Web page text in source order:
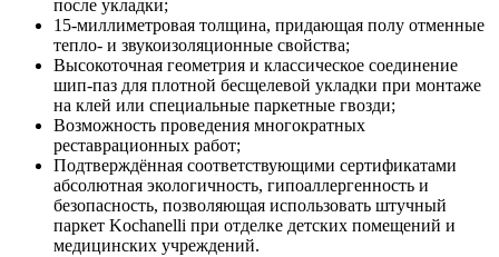
после укладки;
15-миллиметровая толщина, придающая полу отменные
тепло- и звукоизоляционные свойства;
Высокоточная геометрия и классическое соединение
шип-паз для плотной бесщелевой укладки при монтаже
на клей или специальные паркетные гвозди;
Возможность проведения многократных
реставрационных работ;
Подтверждённая соответствующими сертификатами
абсолютная экологичность, гипоаллергенность и
безопасность, позволяющая использовать штучный
паркет Kochanelli при отделке детских помещений и
медицинских учреждений.